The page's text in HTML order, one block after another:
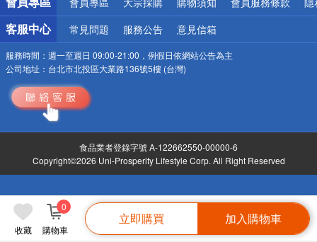
收藏 購物車
0
立即購買 加入購物車
客服中心 常見問題 服務公告 意見信箱
服務時間： 週一至週日 09:00-21:00，例假日依網站公告為主
公司地址： 台北市北投區大業路136號5樓 (台灣)
食品業者登錄字號 A-122662550-00000-6
Copyright©2026 Uni-Prosperity Lifestyle Corp. All Right Reserved